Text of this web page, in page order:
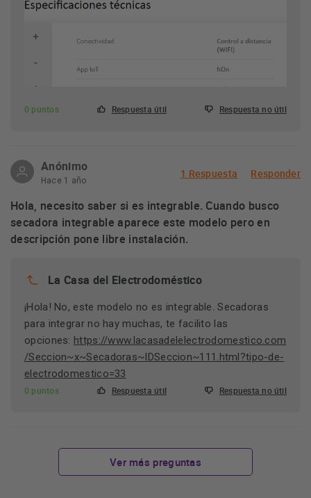
0 puntos Respuesta útil Respuesta no útil
Anónimo
Hace 1 año
1 Respuesta Responder
Hola, necesito saber si es integrable. Cuando busco
secadora integrable aparece este modelo pero en
descripción pone libre instalación.
La Casa del Electrodoméstico
¡Hola! No, este modelo no es integrable. Secadoras
para integrar no hay muchas, te facilito las
opciones: https://www.lacasadelelectrodomestico.com
/Seccion~x~Secadoras~IDSeccion~111.html?tipo-de-
electrodomestico=33
0 puntos Respuesta útil Respuesta no útil
Ver más preguntas